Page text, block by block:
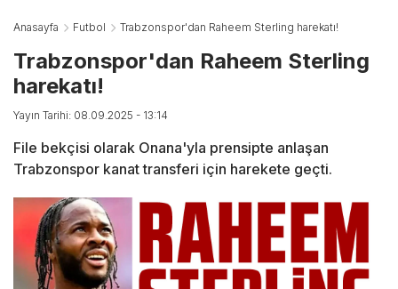
Anasayfa Futbol Trabzonspor'dan Raheem Sterling harekatı!
Trabzonspor'dan Raheem Sterling
harekatı!
Yayın Tarihi: 08.09.2025 - 13:14
File bekçisi olarak Onana'yla prensipte anlaşan
Trabzonspor kanat transferi için harekete geçti.